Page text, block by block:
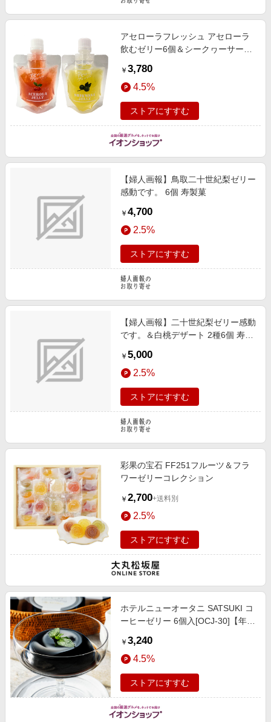
アセローラフレッシュ アセローラ
飲むゼリー6個＆シークヮーサー飲
アルチザン】 スイーツ【季節の贈
り物＆ご褒美ギフト】
￥ 3,780
4.5%
ストアにすすむ
【婦人画報】鳥取二十世紀梨ゼリー
感動です。 6個 寿製菓
￥ 4,700
2.5%
ストアにすすむ
【婦人画報】二十世紀梨ゼリー感動
です。＆白桃デザート 2種6個 寿製
￥ 5,000
2.5%
ストアにすすむ
彩果の宝石 FF251フルーツ＆フラ
ワーゼリーコレクション
￥ 2,700+送料別
2.5%
ストアにすすむ
ホテルニューオータニ SATSUKI コ
ーヒーゼリー 6個入[OCJ-30]【年間
＆ご褒美ギフト】
￥ 3,240
4.5%
ストアにすすむ